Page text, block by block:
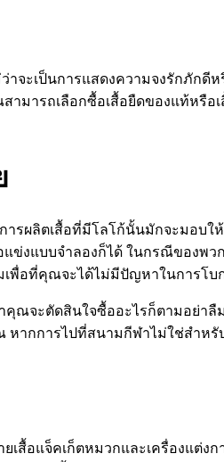
ะเป็นการแสดงความจงรักภักดีห
สามารถเลือกซื้อเสื้อยืดของแท้หรือ
ผลิตเสื้อที่มีโลโก้นั้นมักจะมอบใ
ข่งแบบจำลองก็ได้ ในกรณีของพ
พื่อที่คุณจะได้ไม่มีปัญหาในการโบก
ณจะตัดสินใจซื้ออะไรก็ตามอย่าลื
ากการไปที่สนามกีฬาไม่ใช่สำห
อแจ็คเก็ตหมวกและเครื่องแต่ง